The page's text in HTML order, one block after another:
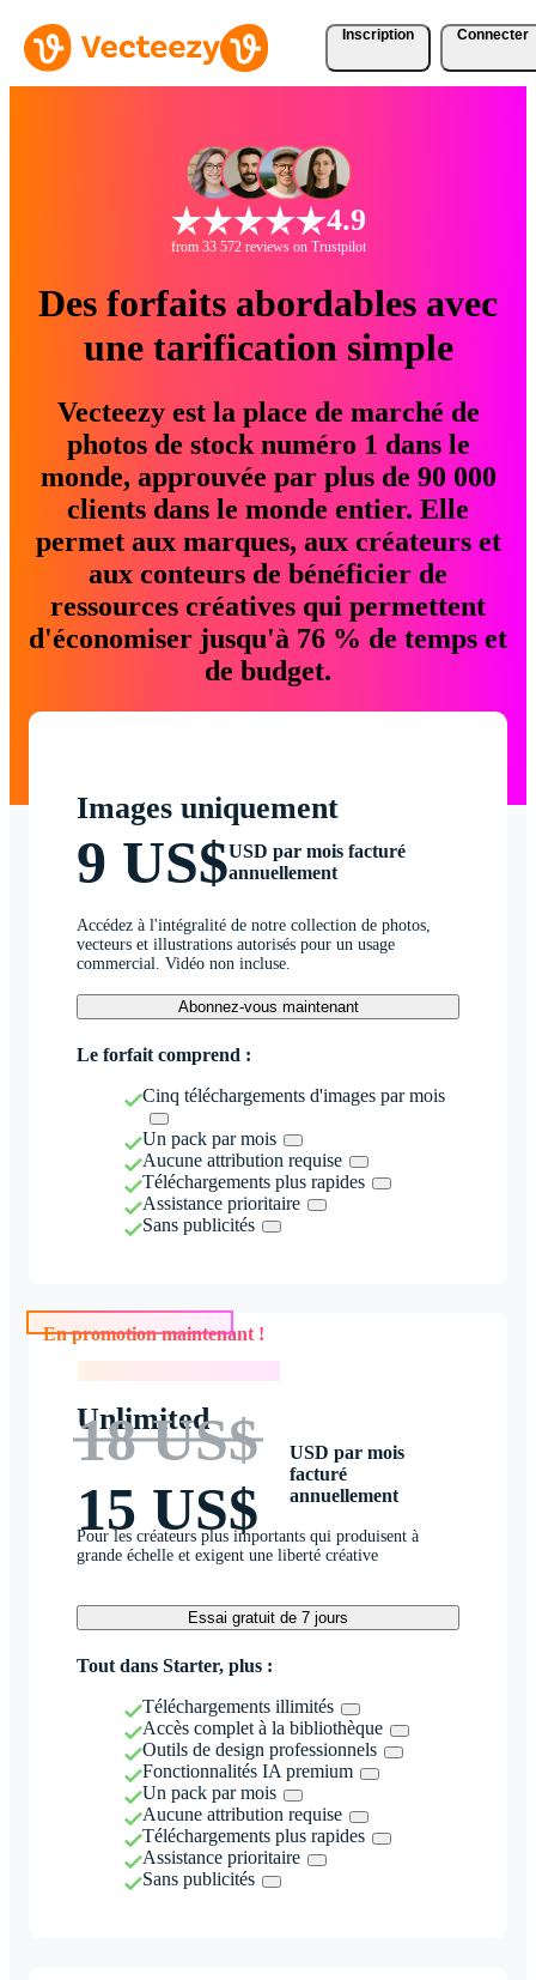
Inscription Connecter
4.9
from 33 572 reviews on Trustpilot
Des forfaits abordables avec
une tarification simple
Vecteezy est la place de marché de
photos de stock numéro 1 dans le
monde, approuvée par plus de 90 000
clients dans le monde entier. Elle
permet aux marques, aux créateurs et
aux conteurs de bénéficier de
ressources créatives qui permettent
d'économiser jusqu'à 76 % de temps et
de budget.
Images uniquement
9 US$USD par mois facturé
annuellement
Accédez à l'intégralité de notre collection de photos,
vecteurs et illustrations autorisés pour un usage
commercial. Vidéo non incluse.
Abonnez-vous maintenant
Le forfait comprend :
Cinq téléchargements d'images par mois
Un pack par mois
Aucune attribution requise
Téléchargements plus rapides
Assistance prioritaire
Sans publicités
En promotion maintenant !
Unlimited
18 US$
15 US$
USD par mois
facturé
annuellement
Pour les créateurs plus importants qui produisent à
grande échelle et exigent une liberté créative
Essai gratuit de 7 jours
Tout dans Starter, plus :
Téléchargements illimités
Accès complet à la bibliothèque
Outils de design professionnels
Fonctionnalités IA premium
Un pack par mois
Aucune attribution requise
Téléchargements plus rapides
Assistance prioritaire
Sans publicités